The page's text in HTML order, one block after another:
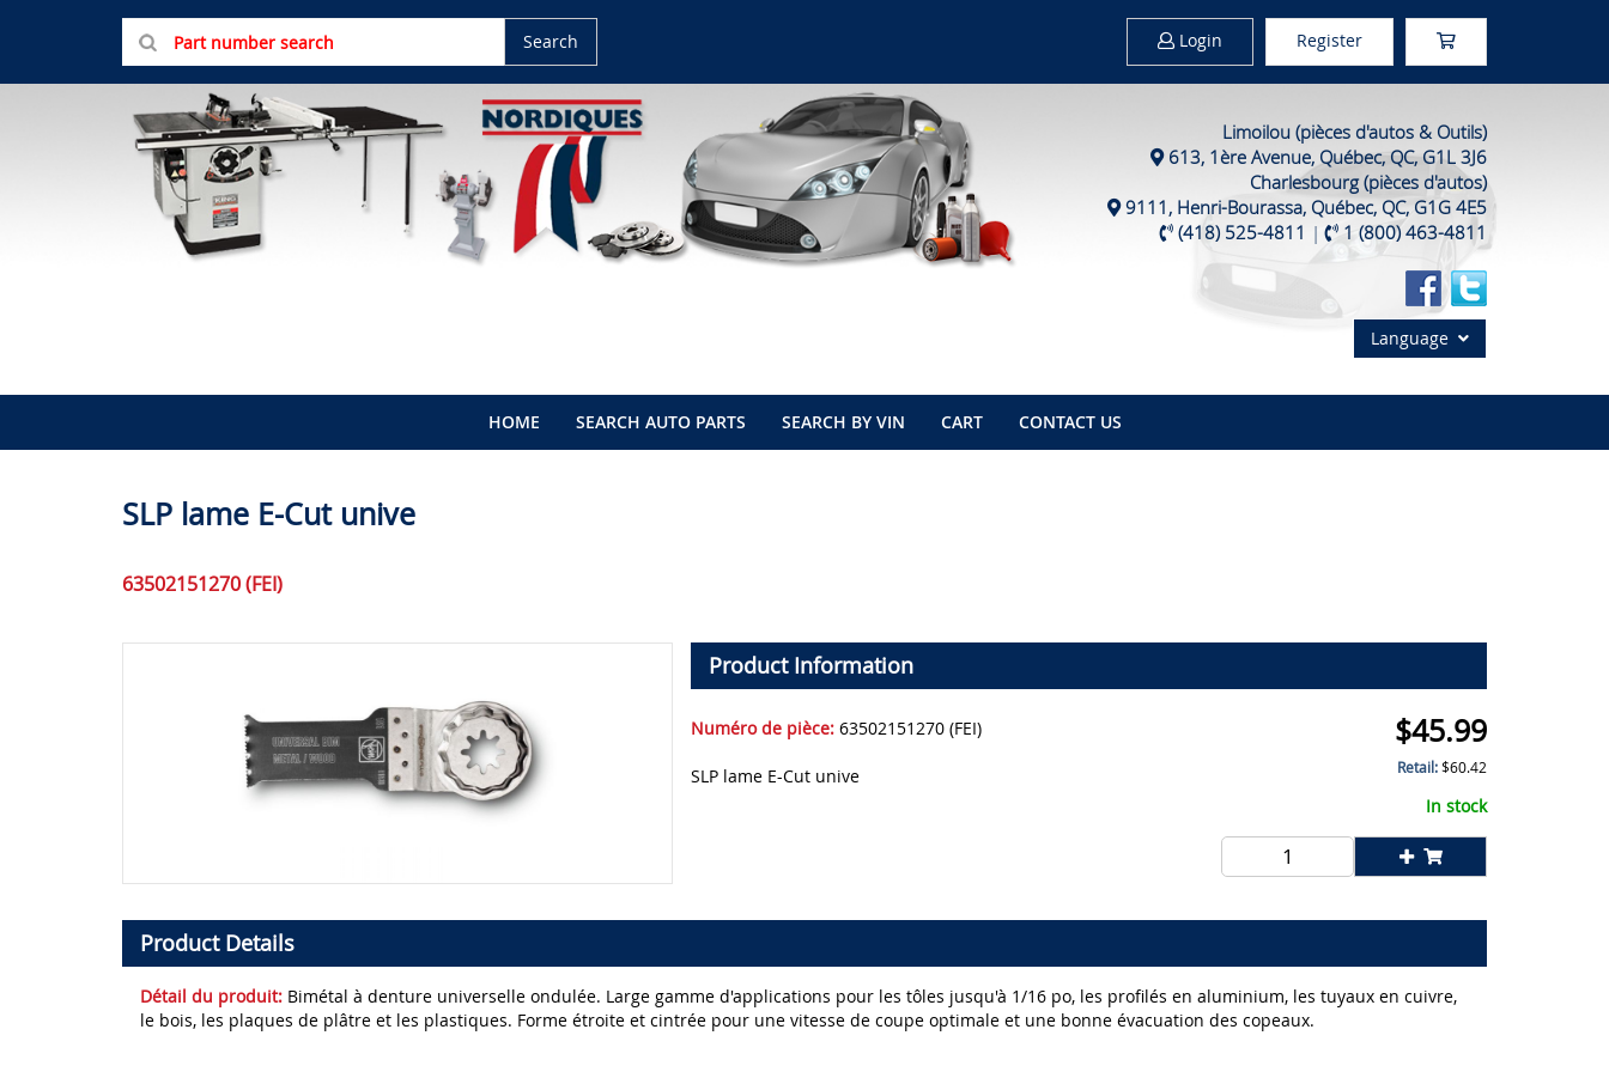
Search Login Register
Limoilou (pièces d'autos & Outils)
613, 1ère Avenue, Québec, QC, G1L 3J6
Charlesbourg (pièces d'autos)
9111, Henri-Bourassa, Québec, QC, G1G 4E5
(418) 525-4811 | 1 (800) 463-4811
Language
HOME SEARCH AUTO PARTS SEARCH BY VIN CART CONTACT US
SLP lame E-Cut unive
63502151270 (FEI)
Product Information
Numéro de pièce: 63502151270 (FEI)
SLP lame E-Cut unive
$45.99
Retail:$60.42
In stock
Product Details
Détail du produit: Bimétal à denture universelle ondulée. Large gamme d'applications pour les tôles jusqu'à 1/16 po, les profilés en aluminium, les tuyaux en cuivre,
le bois, les plaques de plâtre et les plastiques. Forme étroite et cintrée pour une vitesse de coupe optimale et une bonne évacuation des copeaux.